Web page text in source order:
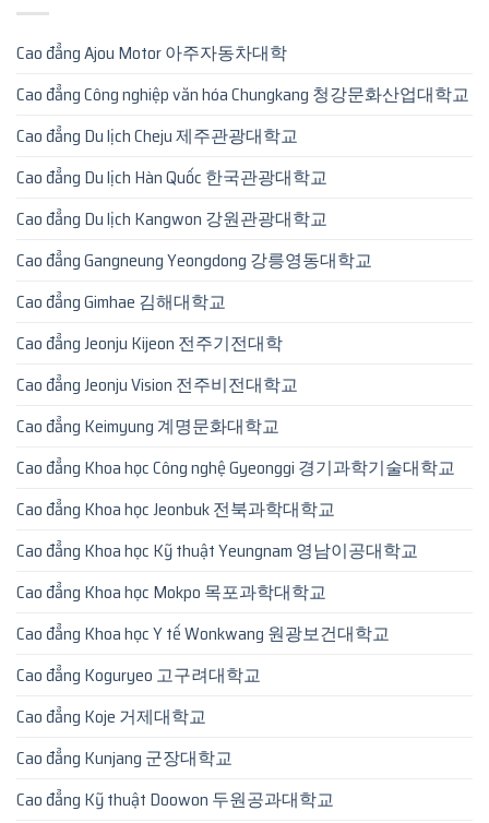
Cao đẳng Ajou Motor 아주자동차대학
Cao đẳng Công nghiệp văn hóa Chungkang 청강문화산업대학교
Cao đẳng Du lịch Cheju 제주관광대학교
Cao đẳng Du lịch Hàn Quốc 한국관광대학교
Cao đẳng Du lịch Kangwon 강원관광대학교
Cao đẳng Gangneung Yeongdong 강릉영동대학교
Cao đẳng Gimhae 김해대학교
Cao đẳng Jeonju Kijeon 전주기전대학
Cao đẳng Jeonju Vision 전주비전대학교
Cao đẳng Keimyung 계명문화대학교
Cao đẳng Khoa học Công nghệ Gyeonggi 경기과학기술대학교
Cao đẳng Khoa học Jeonbuk 전북과학대학교
Cao đẳng Khoa học Kỹ thuật Yeungnam 영남이공대학교
Cao đẳng Khoa học Mokpo 목포과학대학교
Cao đẳng Khoa học Y tế Wonkwang 원광보건대학교
Cao đẳng Koguryeo 고구려대학교
Cao đẳng Koje 거제대학교
Cao đẳng Kunjang 군장대학교
Cao đẳng Kỹ thuật Doowon 두원공과대학교